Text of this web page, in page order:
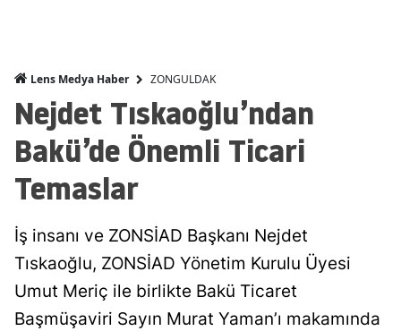
Lens Medya Haber ZONGULDAK
Nejdet Tıskaoğlu’ndan
Bakü’de Önemli Ticari
Temaslar
İş insanı ve ZONSİAD Başkanı Nejdet
Tıskaoğlu, ZONSİAD Yönetim Kurulu Üyesi
Umut Meriç ile birlikte Bakü Ticaret
Başmüşaviri Sayın Murat Yaman’ı makamında